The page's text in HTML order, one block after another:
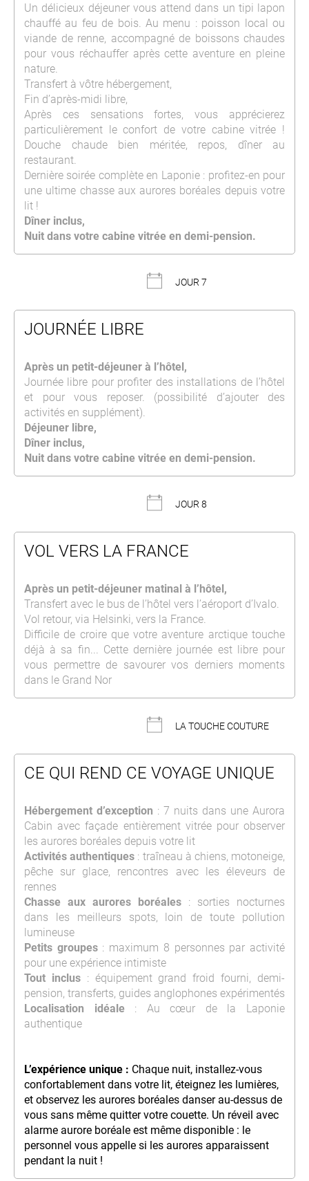
Un délicieux déjeuner vous attend dans un tipi lapon
chauffé au feu de bois. Au menu : poisson local ou
viande de renne, accompagné de boissons chaudes
pour vous réchauffer après cette aventure en pleine
nature.
Transfert à vôtre hébergement,
Fin d’après-midi libre,
Après ces sensations fortes, vous apprécierez
particulièrement le confort de votre cabine vitrée !
Douche chaude bien méritée, repos, dîner au
restaurant.
Dernière soirée complète en Laponie : profitez-en pour
une ultime chasse aux aurores boréales depuis votre
lit !
Dîner inclus,
Nuit dans votre cabine vitrée en demi-pension.
JOUR 7
JOURNÉE LIBRE
Après un petit-déjeuner à l’hôtel,
Journée libre pour profiter des installations de l’hôtel
et pour vous reposer. (possibilité d’ajouter des
activités en supplément).
Déjeuner libre,
Dîner inclus,
Nuit dans votre cabine vitrée en demi-pension.
JOUR 8
VOL VERS LA FRANCE
Après un petit-déjeuner matinal à l’hôtel,
Transfert avec le bus de l’hôtel vers l’aéroport d’Ivalo.
Vol retour, via Helsinki, vers la France.
Difficile de croire que votre aventure arctique touche
déjà à sa fin... Cette dernière journée est libre pour
vous permettre de savourer vos derniers moments
dans le Grand Nor
LA TOUCHE COUTURE
CE QUI REND CE VOYAGE UNIQUE
Hébergement d’exception : 7 nuits dans une Aurora
Cabin avec façade entièrement vitrée pour observer
les aurores boréales depuis votre lit
Activités authentiques : traîneau à chiens, motoneige,
pêche sur glace, rencontres avec les éleveurs de
rennes
Chasse aux aurores boréales : sorties nocturnes
dans les meilleurs spots, loin de toute pollution
lumineuse
Petits groupes: maximum 8 personnes par activité
pour une expérience intimiste
Tout inclus: équipement grand froid fourni, demi-
pension, transferts, guides anglophones expérimentés
Localisation idéale : Au cœur de la Laponie
authentique
L’expérience unique : Chaque nuit, installez-vous
confortablement dans votre lit, éteignez les lumières,
et observez les aurores boréales danser au-dessus de
vous sans même quitter votre couette. Un réveil avec
alarme aurore boréale est même disponible : le
personnel vous appelle si les aurores apparaissent
pendant la nuit !